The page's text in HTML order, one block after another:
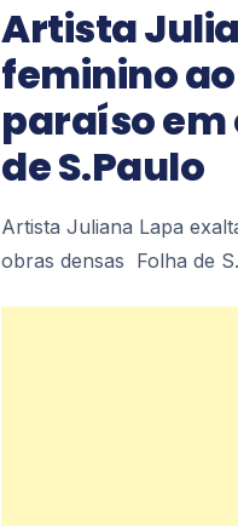
Artista
feminino
paraíso em
de S.Paulo
Artista Juliana Lapa
obras densas Folha de